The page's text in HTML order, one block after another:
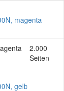
magenta
2.000
Seiten
gelb